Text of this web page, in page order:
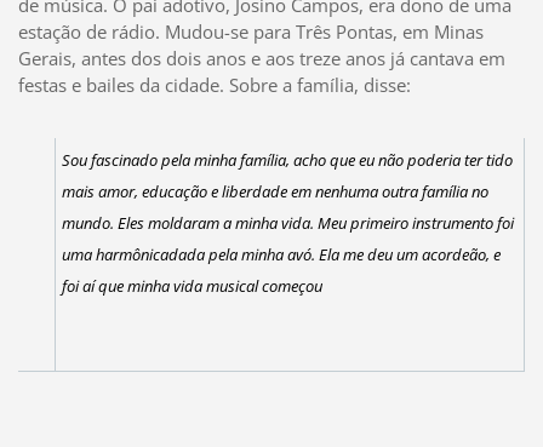
estação de rádio. Mudou-se para Três Pontas, em Minas
Gerais, antes dos dois anos e aos treze anos já cantava em
festas e bailes da cidade. Sobre a família, disse:
Sou fascinado pela minha família, acho que eu não poderia ter tido
mais amor, educação e liberdade em nenhuma outra família no
mundo. Eles moldaram a minha vida. Meu primeiro instrumento foi
uma harmônicadada pela minha avó. Ela me deu um acordeão, e
foi aí que minha vida musical começou